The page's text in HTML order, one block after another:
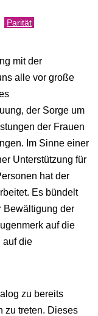
Parität
mit der
alle vor große
der Sorge um
der Frauen
Im Sinne einer
Unterstützung für
hat der
Es bündelt
Bewältigung der
auf die
auf die
zu bereits
zu treten. Dieses